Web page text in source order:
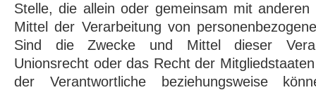
Stelle, die allein oder gemeinsam mit
Mittel der Verarbeitung von
Sind die Zwecke und Mittel dieser
Unionsrecht oder das Recht der
der Verantwortliche beziehungsweise